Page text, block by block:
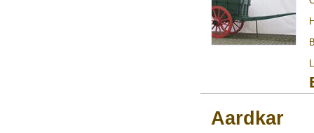
Aardkar